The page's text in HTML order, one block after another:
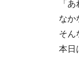
「
なか
そん
本日